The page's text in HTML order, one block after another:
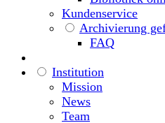
Kundenservice
Archivierung
FAQ
Institution
Mission
News
Team